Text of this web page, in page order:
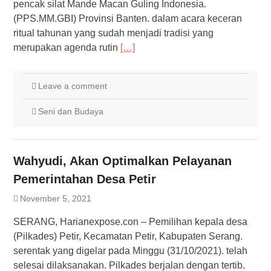
pencak silat Mande Macan Guling Indonesia.
(PPS.MM.GBI) Provinsi Banten. dalam acara keceran
ritual tahunan yang sudah menjadi tradisi yang
merupakan agenda rutin […]
Leave a comment
Seni dan Budaya
Wahyudi, Akan Optimalkan Pelayanan
Pemerintahan Desa Petir
November 5, 2021
SERANG, Harianexpose.con – Pemilihan kepala desa
(Pilkades) Petir, Kecamatan Petir, Kabupaten Serang.
serentak yang digelar pada Minggu (31/10/2021). telah
selesai dilaksanakan. Pilkades berjalan dengan tertib.